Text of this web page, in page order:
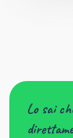
Lo sai